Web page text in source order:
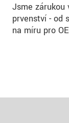
Jsme zárukou
prvenství - od
na míru pro